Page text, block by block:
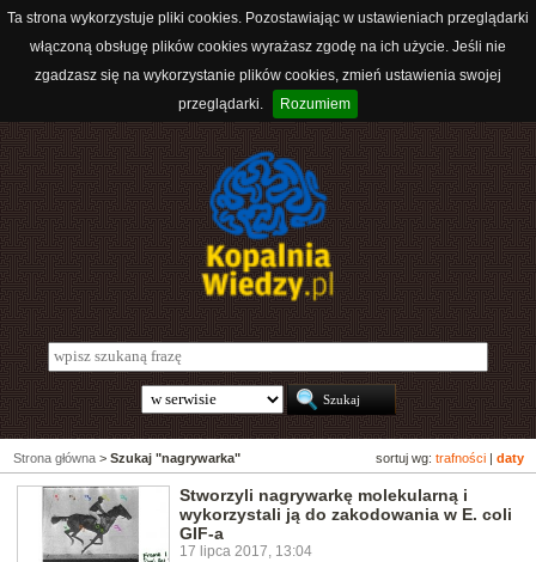
Ta strona wykorzystuje pliki cookies. Pozostawiając w ustawieniach przeglądarki
włączoną obsługę plików cookies wyrażasz zgodę na ich użycie. Jeśli nie
zgadzasz się na wykorzystanie plików cookies, zmień ustawienia swojej
przeglądarki.
Rozumiem
sortuj wg: trafności daty
Strona główna > Szukaj "nagrywarka"
Stworzyli nagrywarkę molekularną i
wykorzystali ją do zakodowania w E. coli
GIF-a
17 lipca 2017, 13:04